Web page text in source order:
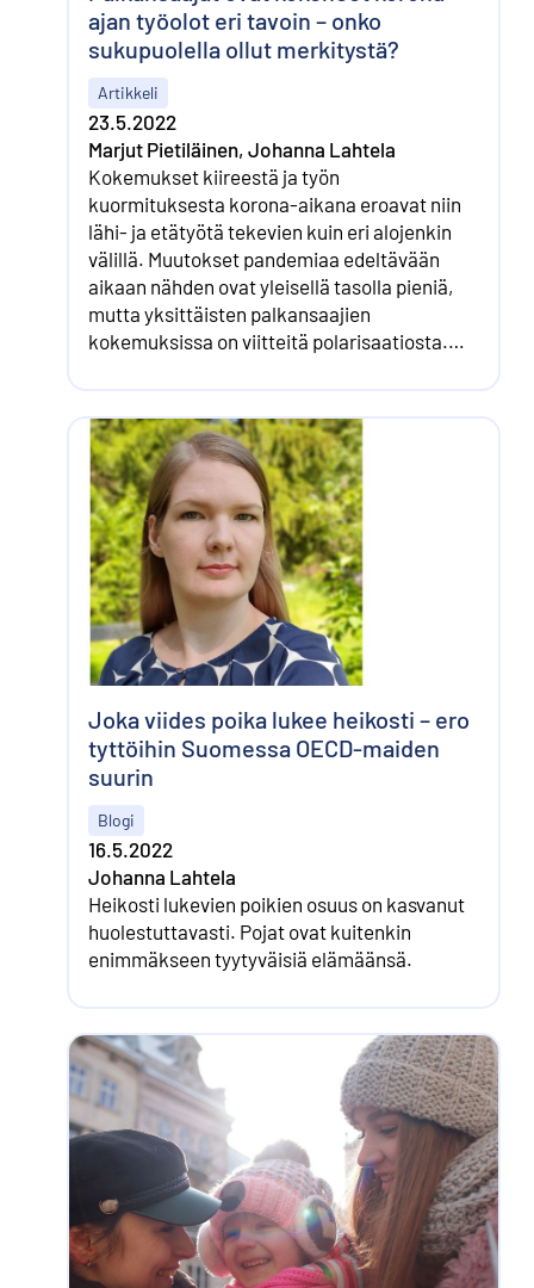
ajan työolot eri tavoin – onko
sukupuolella ollut merkitystä?
Artikkeli
23.5.2022
Marjut Pietiläinen, Johanna Lahtela
Kokemukset kiireestä ja työn
kuormituksesta korona-aikana eroavat niin
lähi- ja etätyötä tekevien kuin eri alojenkin
välillä. Muutokset pandemiaa edeltävään
aikaan nähden ovat yleisellä tasolla pieniä,
mutta yksittäisten palkansaajien
kokemuksissa on viitteitä polarisaatiosta.
keventynyt.
Joka viides poika lukee heikosti – ero
tyttöihin Suomessa OECD-maiden
suurin
Blogi
16.5.2022
Johanna Lahtela
Heikosti lukevien poikien osuus on kasvanut
huolestuttavasti. Pojat ovat kuitenkin
enimmäkseen tyytyväisiä elämäänsä.